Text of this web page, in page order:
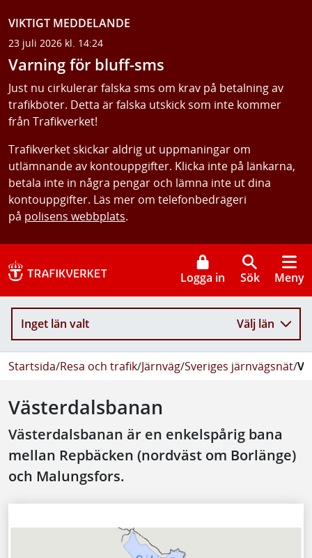
VIKTIGT MEDDELANDE
23 juli 2026 kl. 14:24
Varning för bluff-sms
Just nu cirkulerar falska sms om krav på betalning av
trafikböter. Detta är falska utskick som inte kommer
från Trafikverket!
Trafikverket skickar aldrig ut uppmaningar om
utlämnande av kontouppgifter. Klicka inte på länkarna,
betala inte in några pengar och lämna inte ut dina
kontouppgifter. Läs mer om telefonbedrägeri
på polisens webbplats.
Logga in Sök Meny
Inget län valt Välj län
Startsida/Resa och trafik/Järnväg/Sveriges järnvägsnät/
Västerdalsbanan
Västerdalsbanan är en enkelspårig bana
mellan Repbäcken (nordväst om Borlänge)
och Malungsfors.